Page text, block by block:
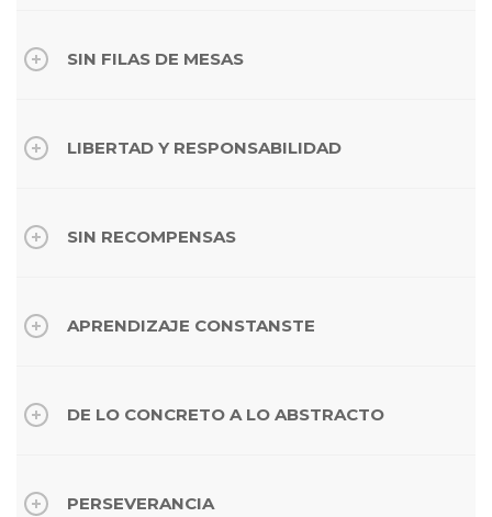
SIN FILAS DE MESAS
LIBERTAD Y RESPONSABILIDAD
SIN RECOMPENSAS
APRENDIZAJE CONSTANSTE
DE LO CONCRETO A LO ABSTRACTO
PERSEVERANCIA